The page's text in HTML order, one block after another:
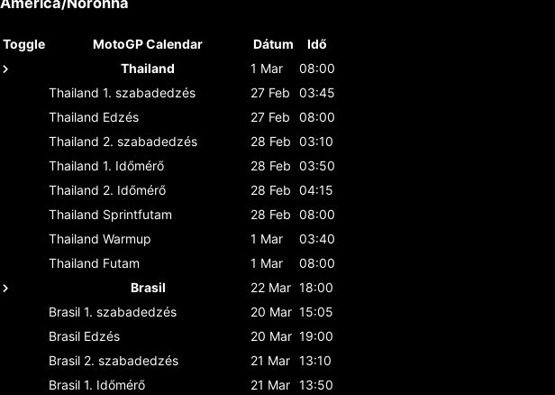
Toggle MotoGP Calendar Dátum
Idő
Thailand
1 Mar
08:00
Thailand 1. szabadedzés 27 Feb
03:45
Thailand Edzés 27 Feb
08:00
Thailand 2. szabadedzés 28 Feb 03:10
Thailand 1. Időmérő 28 Feb 03:50
Thailand 2. Időmérő 28 Feb 04:15
Thailand Sprintfutam 28 Feb 08:00
Thailand Warmup 1 Mar
03:40
Thailand Futam 1 Mar
08:00
Brasil
22 Mar 18:00
Brasil 1. szabadedzés 20 Mar 15:05
Brasil Edzés 20 Mar 19:00
Brasil 2. szabadedzés 21 Mar 13:10
Brasil 1. Időmérő 21 Mar 13:50